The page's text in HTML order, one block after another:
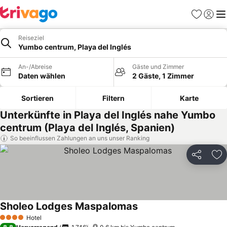
Favoriten
Reiseziel
Yumbo centrum, Playa del Inglés
An-/Abreise
Daten wählen
Gäste und Zimmer
2 Gäste, 1 Zimmer
Sortieren Filtern Karte
Unterkünfte in Playa del Inglés nahe Yumbo
centrum (Playa del Inglés, Spanien)
So beeinflussen Zahlungen an uns unser Ranking
Teilen
4 Sterne Hotel
Sholeo Lodges MaspalomasPreise sehen